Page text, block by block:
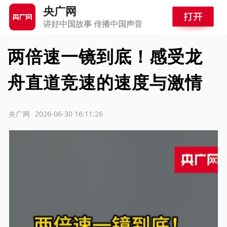
央广网
讲好中国故事 传播中国声音
两倍速一镜到底！感受龙
舟直道竞速的速度与激情
2026-06-30 16:11:26
央广网